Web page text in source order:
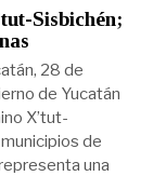
Sisbichén;
28 de
de Yucatán
X’tut-
de
una